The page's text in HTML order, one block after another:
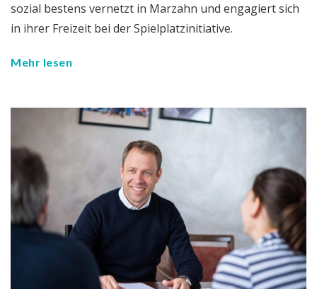
sozial bestens vernetzt in Marzahn und engagiert sich
in ihrer Freizeit bei der Spielplatzinitiative.
Mehr lesen